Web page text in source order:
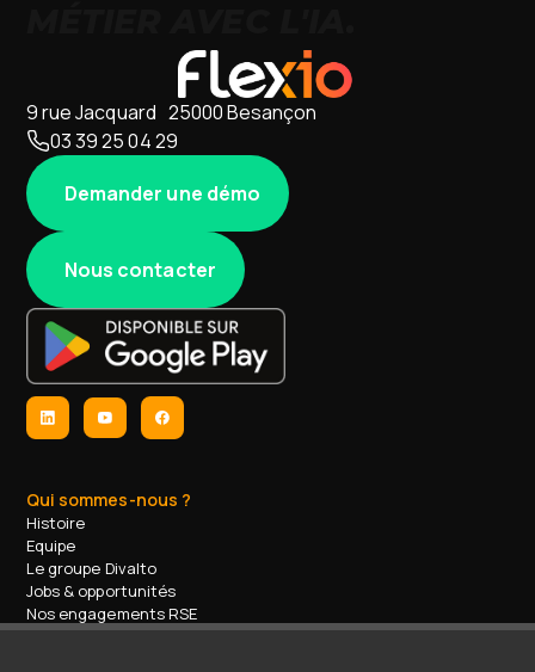
9 rue Jacquard 25000 Besançon
03 39 25 04 29
Demander une démo
Nous contacter
Qui sommes-nous ?
Histoire
Equipe
Le groupe Divalto
Jobs & opportunités
Nos engagements RSE
Contact